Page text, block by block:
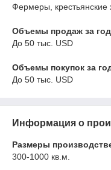
Фермеры, крестьянские
Объемы продаж за
До 50 тыс. USD
Объемы покупок за
До 50 тыс. USD
Информация о
Размеры
300-1000 кв.м.